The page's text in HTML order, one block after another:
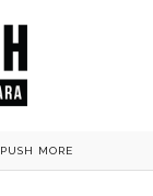
PUSH MORE